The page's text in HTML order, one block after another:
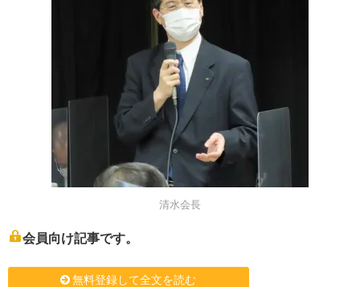
清水会長
会員向け記事です。
無料登録して全文を読む